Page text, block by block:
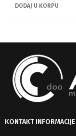
DODAJ U KORPU
KONTAKT INFORMACIJE